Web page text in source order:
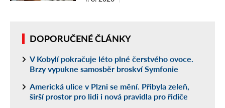
DOPORUČENÉ ČLÁNKY
V Kobylí pokračuje léto plné čerstvého ovoce.
Brzy vypukne samosběr broskví Symfonie
Americká ulice v Plzni se mění. Přibyla zeleň,
širší prostor pro lidi i nová pravidla pro řidiče